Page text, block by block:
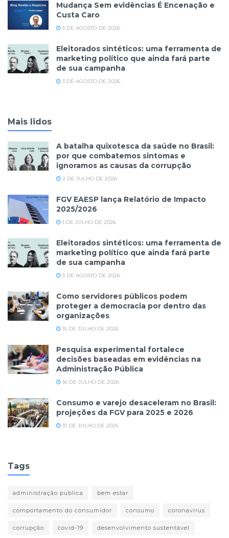
Mudança Sem evidências É Encenação e
Custa Caro
5 DE AGOSTO DE 2026
Eleitorados sintéticos: uma ferramenta de
marketing político que ainda fará parte
de sua campanha
3 DE AGOSTO DE 2026
Mais lidos
A batalha quixotesca da saúde no Brasil:
por que combatemos sintomas e
ignoramos as causas da corrupção
2 DE JULHO DE 2026
FGV EAESP lança Relatório de Impacto
2025/2026
1 DE JULHO DE 2026
Eleitorados sintéticos: uma ferramenta de
marketing político que ainda fará parte
de sua campanha
3 DE AGOSTO DE 2026
Como servidores públicos podem
proteger a democracia por dentro das
organizações
15 DE JULHO DE 2026
Pesquisa experimental fortalece
decisões baseadas em evidências na
Administração Pública
16 DE JULHO DE 2026
Consumo e varejo desaceleram no Brasil:
projeções da FGV para 2025 e 2026
31 DE JULHO DE 2025
Tags
administração pública bem estar
comportamento do consumidor consumo coronavírus
corrupção covid-19 desenvolvimento sustentável